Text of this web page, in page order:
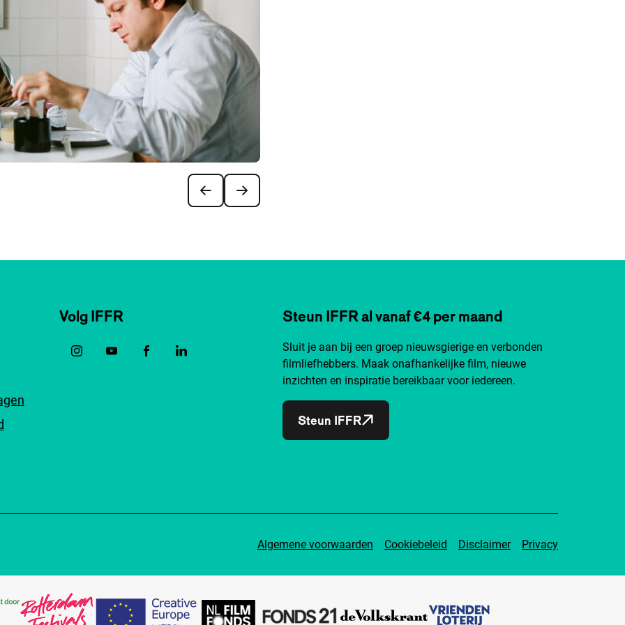
Volg IFFR Steun IFFR al vanaf €4 per maand
Sluit je aan bij een groep nieuwsgierige en verbonden
filmliefhebbers. Maak onafhankelijke film, nieuwe
inzichten en inspiratie bereikbaar voor iedereen.
Steun IFFR
Algemene voorwaarden Cookiebeleid Disclaimer Privacy